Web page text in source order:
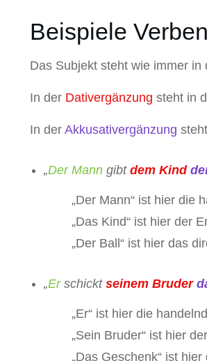
Beispiele
Das Subjekt steht wie immer in
In der Dativergänzung steht in
In der Akkusativergänzung
„Der Mann gibt dem Kind
„Der Mann“ ist hier die
„Das Kind“ ist hier der
„Der Ball“ ist hier das
„Erschickt seinem Bruder
„Er“ ist hier die
„Sein Bruder“ ist hier
„Das Geschenk“ ist